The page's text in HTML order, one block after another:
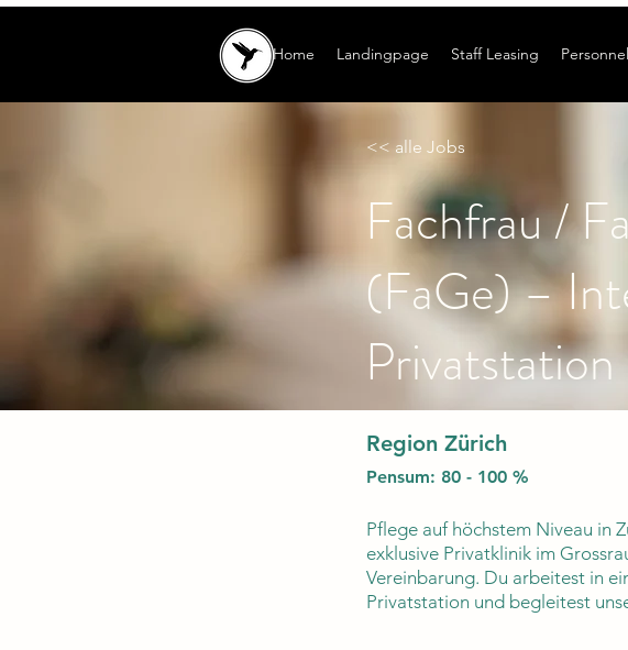
Home Landingpage Staff Leasing
Fachfrau /
(FaGe) –
<< alle Jobs
Region Zürich
Pensum: 80 - 100 %
Pflege auf höchstem Niveau in
exklusive Privatklinik im
Vereinbarung. Du arbeitest in
Privatstation und begleitest